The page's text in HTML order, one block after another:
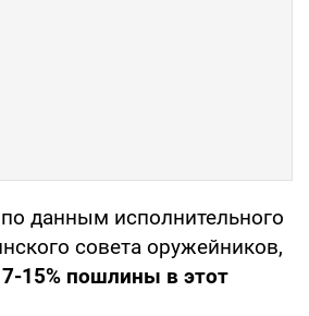
данным исполнительного
совета оружейников,
15% пошлины в этот